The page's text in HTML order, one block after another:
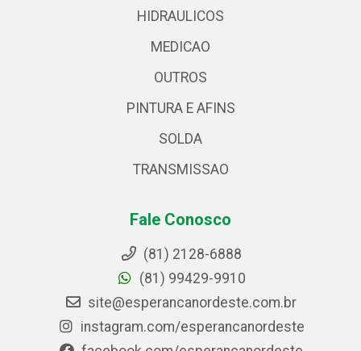
HIDRAULICOS
MEDICAO
OUTROS
PINTURA E AFINS
SOLDA
TRANSMISSAO
Fale Conosco
(81) 2128-6888
(81) 99429-9910
site@esperancanordeste.com.br
instagram.com/esperancanordeste